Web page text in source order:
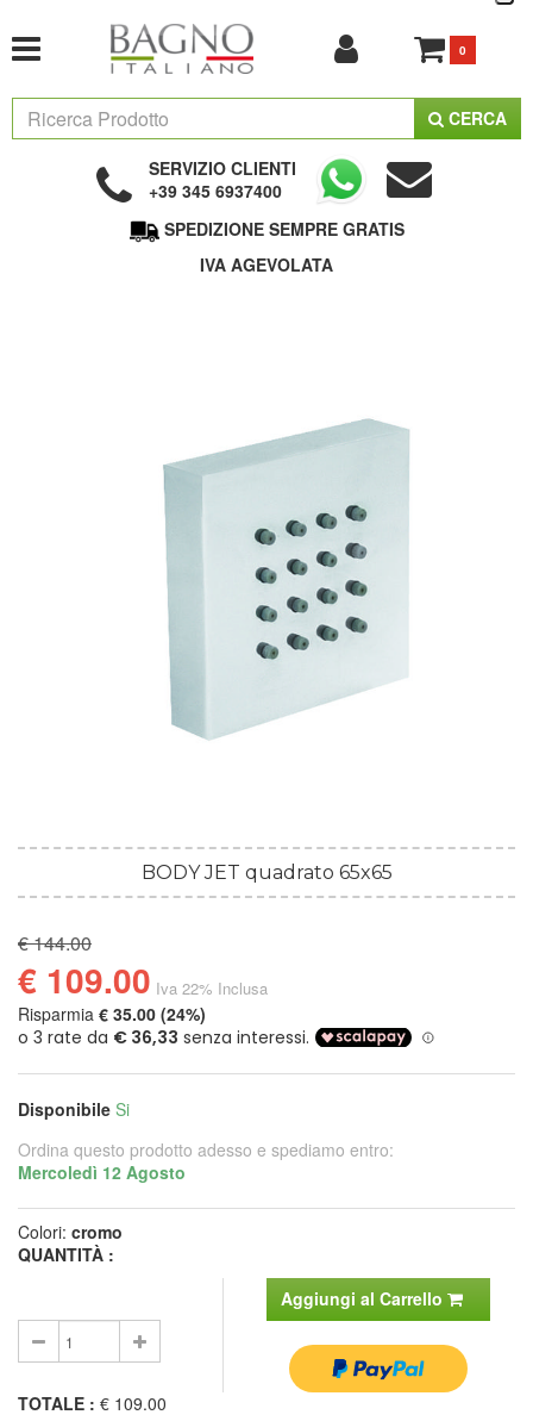
0
CERCA
SERVIZIO CLIENTI
+39 345 6937400
SPEDIZIONE SEMPRE GRATIS
IVA AGEVOLATA
BODY JET quadrato 65x65
€ 144.00
€ 109.00 Iva 22% Inclusa
Risparmia € 35.00 (24%)
Disponibile Si
Ordina questo prodotto adesso e spediamo entro:
Mercoledì 12 Agosto
Colori: cromo
QUANTITÀ :
Aggiungi al Carrello
TOTALE : € 109.00